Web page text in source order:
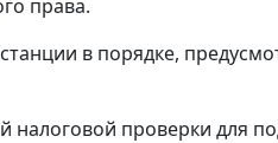
права.
в порядке,
налоговой проверки для